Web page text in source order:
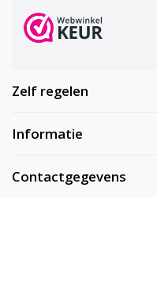
Zelf regelen
Informatie
Contactgegevens